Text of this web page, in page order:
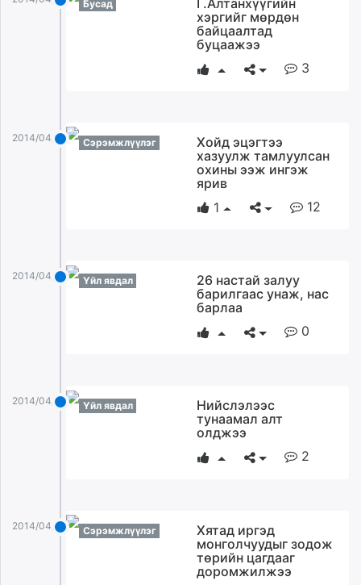
Бусад
Г.Алтанхүүгийн
хэргийг мөрдөн
байцаалтад
буцаажээ
3
2014/04/22 Сэрэмжлүүлэг
Хойд эцэгтээ
хазуулж тамлуулсан
охины ээж ингэж
ярив
1
12
2014/04/22 Үйл явдал
26 настай залуу
барилгаас унаж, нас
барлаа
0
2014/04/22 Үйл явдал
Нийслэлээс
тунаамал алт
олджээ
2
2014/04/22 Сэрэмжлүүлэг
Хятад иргэд
монголчуудыг зодож
төрийн цагдааг
доромжилжээ